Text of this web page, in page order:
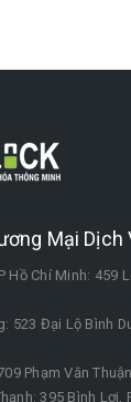
Mại Dịch
Hồ Chí Minh: 459
Đại Lộ Bình
Phạm Văn
395 Bình Lợi,